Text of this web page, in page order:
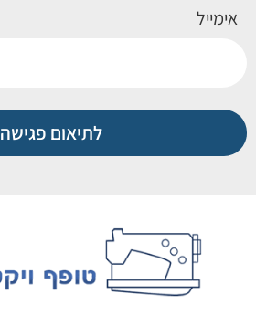
אימייל
לתיאום פגישה